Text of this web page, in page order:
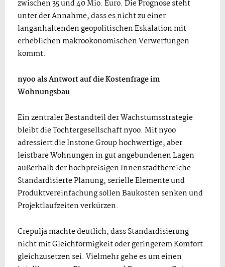
zwischen 35 und 40 Mio. Euro. Die Prognose steht
unter der Annahme, dass es nicht zu einer
langanhaltenden geopolitischen Eskalation mit
erheblichen makroökonomischen Verwerfungen
kommt.
nyoo als Antwort auf die Kostenfrage im
Wohnungsbau
Ein zentraler Bestandteil der Wachstumsstrategie
bleibt die Tochtergesellschaft nyoo. Mit nyoo
adressiert die Instone Group hochwertige, aber
leistbare Wohnungen in gut angebundenen Lagen
außerhalb der hochpreisigen Innenstadtbereiche.
Standardisierte Planung, serielle Elemente und
Produktvereinfachung sollen Baukosten senken und
Projektlaufzeiten verkürzen.
Crepulja machte deutlich, dass Standardisierung
nicht mit Gleichförmigkeit oder geringerem Komfort
gleichzusetzen sei. Vielmehr gehe es um einen